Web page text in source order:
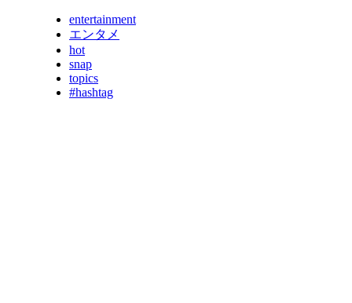
entertainment
エンタメ
hot
snap
topics
#hashtag